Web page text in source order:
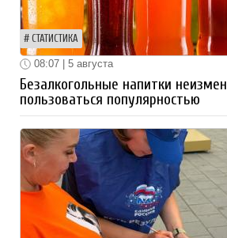
СТАТИСТИКА
08:07 | 5 августа
Безалкогольные напитки
пользоваться популярностью